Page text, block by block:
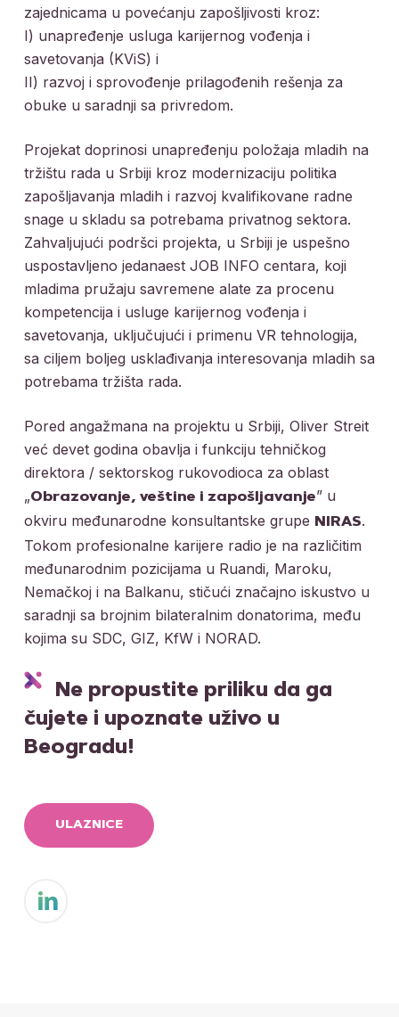
zajednicama u povećanju zapošljivosti kroz:
I) unapređenje usluga karijernog vođenja i
savetovanja (KViS) i
II) razvoj i sprovođenje prilagođenih rešenja za
obuke u saradnji sa privredom.
Projekat doprinosi unapređenju položaja mladih na
tržištu rada u Srbiji kroz modernizaciju politika
zapošljavanja mladih i razvoj kvalifikovane radne
snage u skladu sa potrebama privatnog sektora.
Zahvaljujući podršci projekta, u Srbiji je uspešno
uspostavljeno jedanaest JOB INFO centara, koji
mladima pružaju savremene alate za procenu
kompetencija i usluge karijernog vođenja i
savetovanja, uključujući i primenu VR tehnologija,
sa ciljem boljeg usklađivanja interesovanja mladih sa
potrebama tržišta rada.
Pored angažmana na projektu u Srbiji, Oliver Streit
već devet godina obavlja i funkciju tehničkog
direktora / sektorskog rukovodioca za oblast
„Obrazovanje, veštine i zapošljavanje” u
okviru međunarodne konsultantske grupe NIRAS.
Tokom profesionalne karijere radio je na različitim
međunarodnim pozicijama u Ruandi, Maroku,
Nemačkoj i na Balkanu, stičući značajno iskustvo u
saradnji sa brojnim bilateralnim donatorima, među
kojima su SDC, GIZ, KfW i NORAD.
Ne propustite priliku da ga
čujete i upoznate uživo u
Beogradu!
ULAZNICE